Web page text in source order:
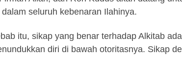
seluruh kebenaran Ilahinya.
itu, sikap yang benar terhadap Alkitab
diri di bawah otoritasnya. Sikap